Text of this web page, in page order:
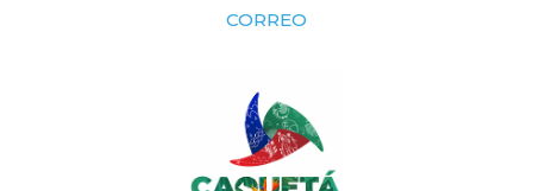
CORREO